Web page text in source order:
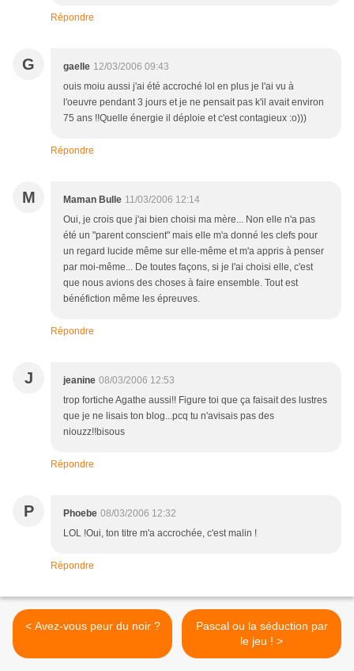
Répondre
G gaelle 12/03/2006 09:43
ouis moiu aussi j'ai été accroché lol en plus je l'ai vu à
l'oeuvre pendant 3 jours et je ne pensait pas k'il avait environ
75 ans !!Quelle énergie il déploie et c'est contagieux :o)))
Répondre
M Maman Bulle 11/03/2006 12:14
Oui, je crois que j'ai bien choisi ma mère... Non elle n'a pas
été un "parent conscient" mais elle m'a donné les clefs pour
un regard lucide même sur elle-même et m'a appris à penser
par moi-même... De toutes façons, si je l'ai choisi elle, c'est
que nous avions des choses à faire ensemble. Tout est
bénéfiction même les épreuves.
Répondre
J jeanine 08/03/2006 12:53
trop fortiche Agathe aussi!! Figure toi que ça faisait des lustres
que je ne lisais ton blog...pcq tu n'avisais pas des
niouzz!!bisous
Répondre
P Phoebe 08/03/2006 12:32
LOL !Oui, ton titre m'a accrochée, c'est malin !
Répondre
< Avez-vous peur du noir ?
Pascal ou la séduction par
le jeu ! >